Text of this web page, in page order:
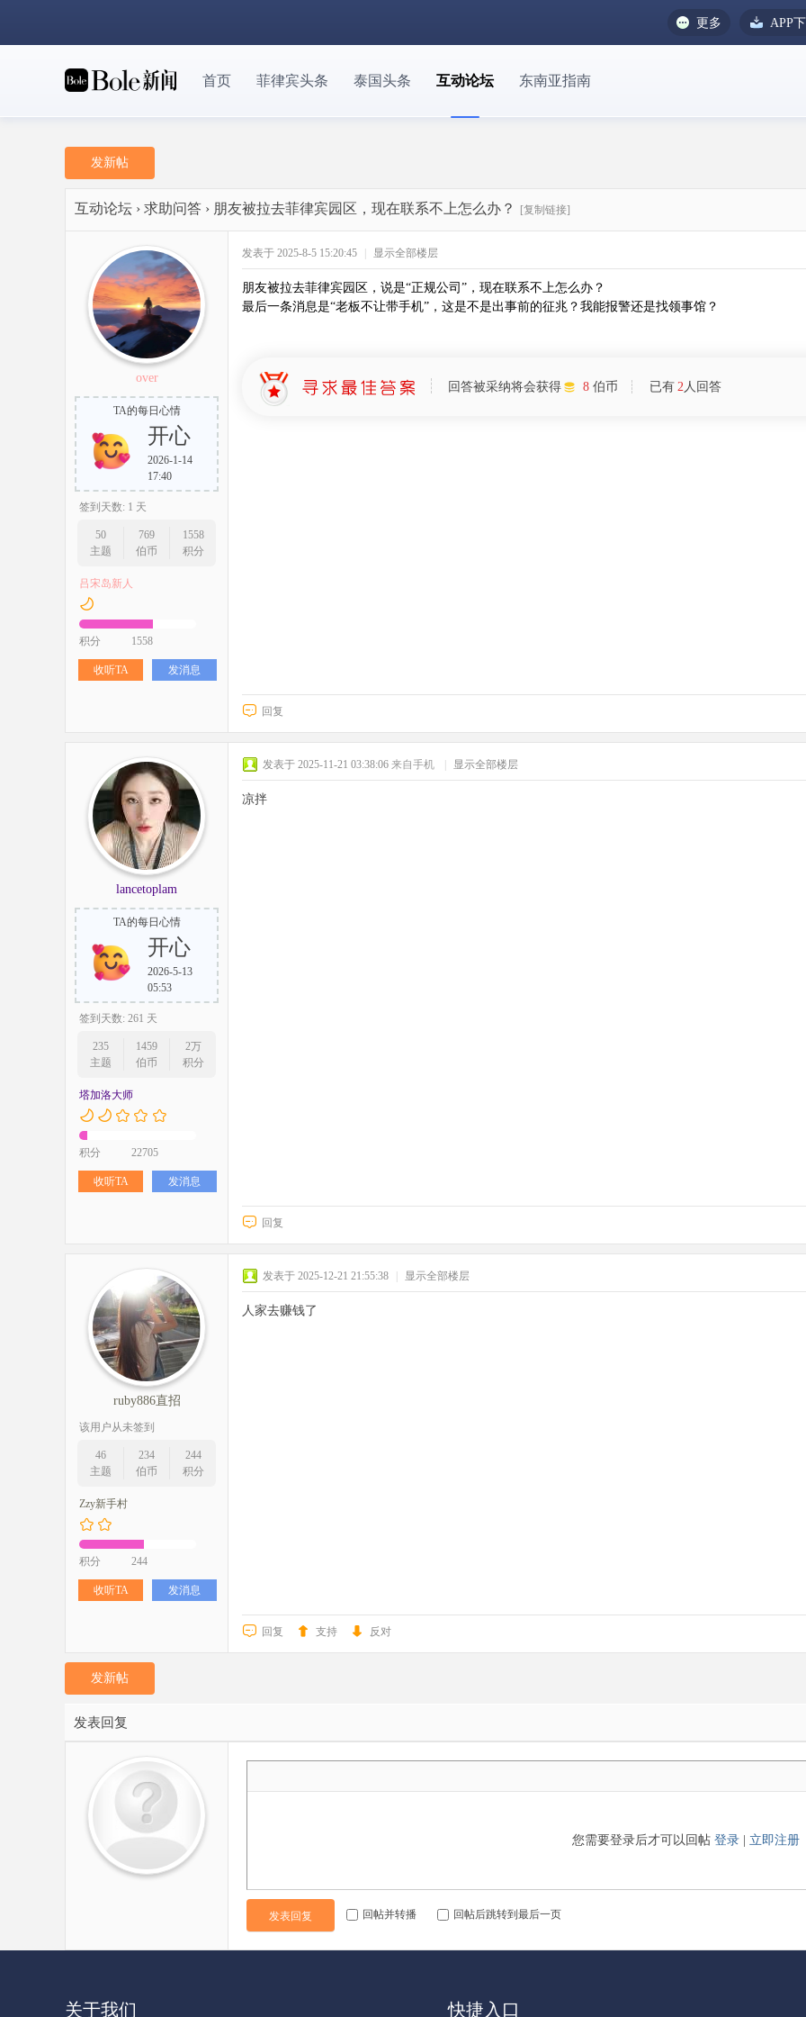
更多 APP
首页 菲律宾头条 泰国头条 互动论坛 东南亚指南
发新帖
互动论坛 › 求助问答 › 朋友被拉去菲律宾园区，现在联系不上怎么办？ [复制链接]
over
TA的每日心情
开心
2026-1-14
17:40
签到天数: 1 天
50
主题
769
伯币
1558
积分
吕宋岛新人
积分 1558
收听TA 发消息
发表于 2025-8-5 15:20:45 显示全部楼层
朋友被拉去菲律宾园区，说是“正规公司”，现在联系不上怎么办？
最后一条消息是“老板不让带手机”，这是不是出事前的征兆？我能报警还是找领事馆？
回答被采纳将会获得 8 伯币 已有 2人回答
回复
lancetoplam
TA的每日心情
开心
2026-5-13
05:53
签到天数: 261 天
235
主题
1459
伯币
2万
积分
塔加洛大师
积分 22705
收听TA 发消息
发表于 2025-11-21 03:38:06 来自手机 显示全部楼层
凉拌
回复
ruby886直招
该用户从未签到
46
主题
234
伯币
244
积分
Zzy新手村
积分 244
收听TA 发消息
发表于 2025-12-21 21:55:38 显示全部楼层
人家去赚钱了
回复 支持 反对
发新帖
发表回复
您需要登录后才可以回帖 登录 立即注册
发表回复 回帖并转播 回帖后跳转到最后一页
关于我们 快捷入口